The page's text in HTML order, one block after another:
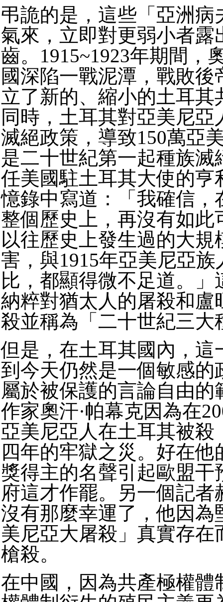
弔詭的是，這些「亞洲病
氣來，立即對更弱小者露
齒。1915~1923年期間，
國深陷一戰泥潭，戰敗後
立了新的、縮小的土耳其
同時，土耳其對亞美尼亞
滅絕政策，導致150萬亞
是二十世紀第一起種族滅
任美國駐土耳其大使的亨
憶錄中寫道：「我確信，
整個歷史上，再沒有如此
以往歷史上發生過的大規
害，與1915年亞美尼亞族
比，都顯得微不足道。」
納粹對猶太人的屠殺和盧
殺並稱為「二十世紀三大
但是，在土耳其國內，這
到今天仍然是一個敏感的
屬於被保護的言論自由的
作家奧汗·帕幕克因為在
亞美尼亞人在土耳其被殺
四年的牢獄之災。好在他
獎得主的名聲引起歐盟干
府這才作罷。另一個記者
沒有那麼幸運了，他因為
美尼亞大屠殺」真實存在
槍殺。
在中國，因為共產極權體